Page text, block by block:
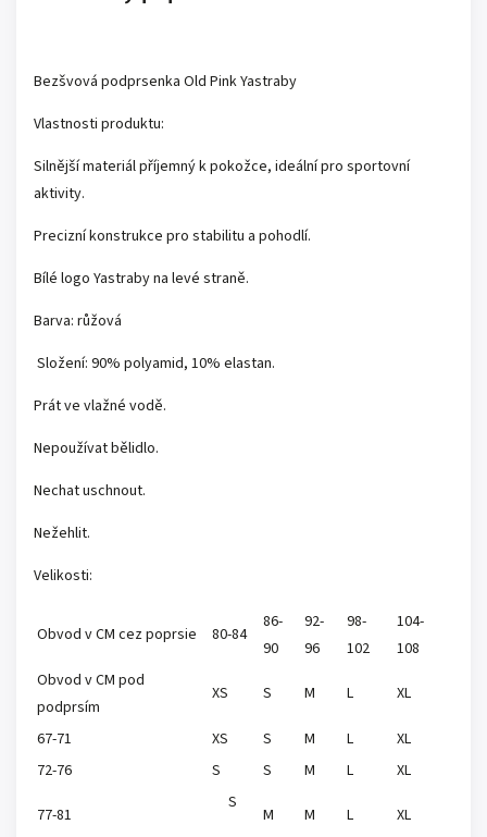
Bezšvová podprsenka Old Pink Yastraby
Vlastnosti produktu:
Silnější materiál příjemný k pokožce, ideální pro sportovní
aktivity.
Precizní konstrukce pro stabilitu a pohodlí.
Bílé logo Yastraby na levé straně.
Barva: růžová
Složení: 90% polyamid, 10% elastan.
Prát ve vlažné vodě.
Nepoužívat bělidlo.
Nechat uschnout.
Nežehlit.
Velikosti:
Obvod v CM cez poprsie 80-84
86-
90
92-
96
98-
102
104-
108
Obvod v CM pod
podprsím
XS S M L XL
67-71 XS S M L
XL
72-76
S S M L XL
77-81
S
M M L XL